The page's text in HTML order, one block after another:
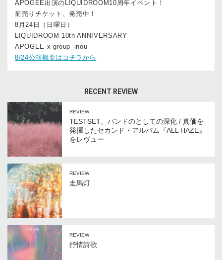
APOGEE出演のLIQUIDROOM10周年イベント！
前売りチケット、発売中！
8月24日（日曜日）
LIQUIDROOM 10th ANNIVERSARY
APOGEE x group_inou
8/24公演概要はコチラから
RECENT REVIEW
REVIEW
TESTSET、バンドのとしての深化 / 真価を
発揮したセカンド・アルバム『ALL HAZE』
をレヴュー
REVIEW
走馬灯
REVIEW
抒情詩歌